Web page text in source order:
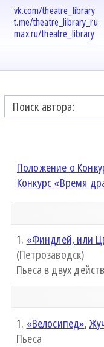
vk.com/theatre_library
t.me/theatre_library_ru
max.ru/theatre_library
Положение о
Конкурс «Время
1. «Финдлей, или
(Петрозаводск)
Пьеса в двух
1. «Велосипед»,
Пьеса